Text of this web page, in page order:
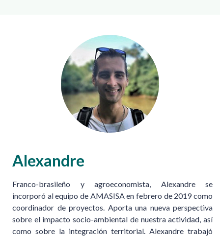
Alexandre
Franco-brasileño y agroeconomista, Alexandre se
incorporó al equipo de AMASISA en febrero de 2019 como
coordinador de proyectos. Aporta una nueva perspectiva
sobre el impacto socio-ambiental de nuestra actividad, así
como sobre la integración territorial. Alexandre trabajó